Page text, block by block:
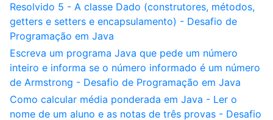
Resolvido 5 - A classe Dado (construtores, métodos,
getters e setters e encapsulamento) - Desafio de
Programação em Java
Escreva um programa Java que pede um número
inteiro e informa se o número informado é um número
de Armstrong - Desafio de Programação em Java
Como calcular média ponderada em Java - Ler o
nome de um aluno e as notas de três provas - Desafio